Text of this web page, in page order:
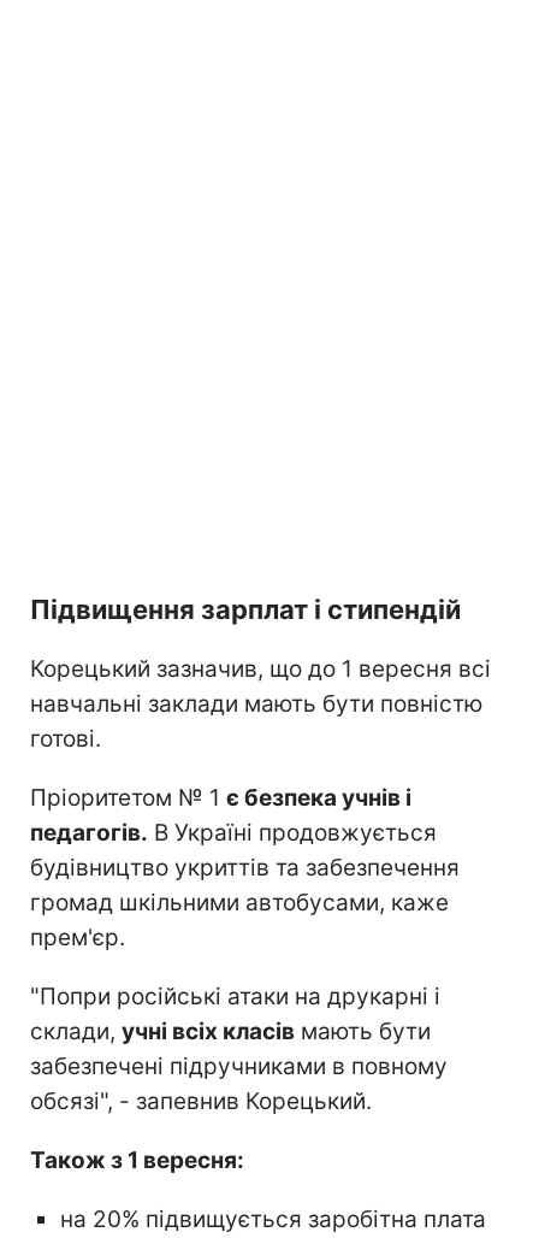
Підвищення зарплат і стипендій
Корецький зазначив, що до 1 вересня всі
навчальні заклади мають бути повністю
готові.
Пріоритетом № 1 є безпека учнів і
педагогів. В Україні продовжується
будівництво укриттів та забезпечення
громад шкільними автобусами, каже
прем'єр.
"Попри російські атаки на друкарні і
склади, учні всіх класів мають бути
забезпечені підручниками в повному
обсязі", - запевнив Корецький.
Також з 1 вересня:
на 20% підвищується заробітна плата